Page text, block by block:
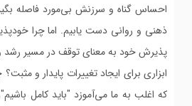
احساس گناه و سرزنش بی‌مورد فاصله
ذهنی و روانی دست یابیم. اما چرا
پذیرش خود به معنای توقف در مسیر رشد
ابزاری برای ایجاد تغییرات پایدار و
که اغلب به ما می‌آموزد "باید کامل